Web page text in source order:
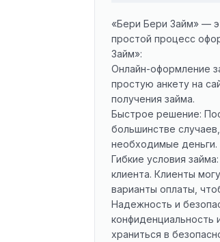
«Бери Бери Займ» —
простой процесс
Займ»:
Онлайн-оформление
простую анкету на
получения займа.
Быстрое решение:
большинстве
необходимые деньги.
Гибкие условия
клиента. Клиенты
варианты оплаты,
Надежность и
конфиденциальность
храниться в